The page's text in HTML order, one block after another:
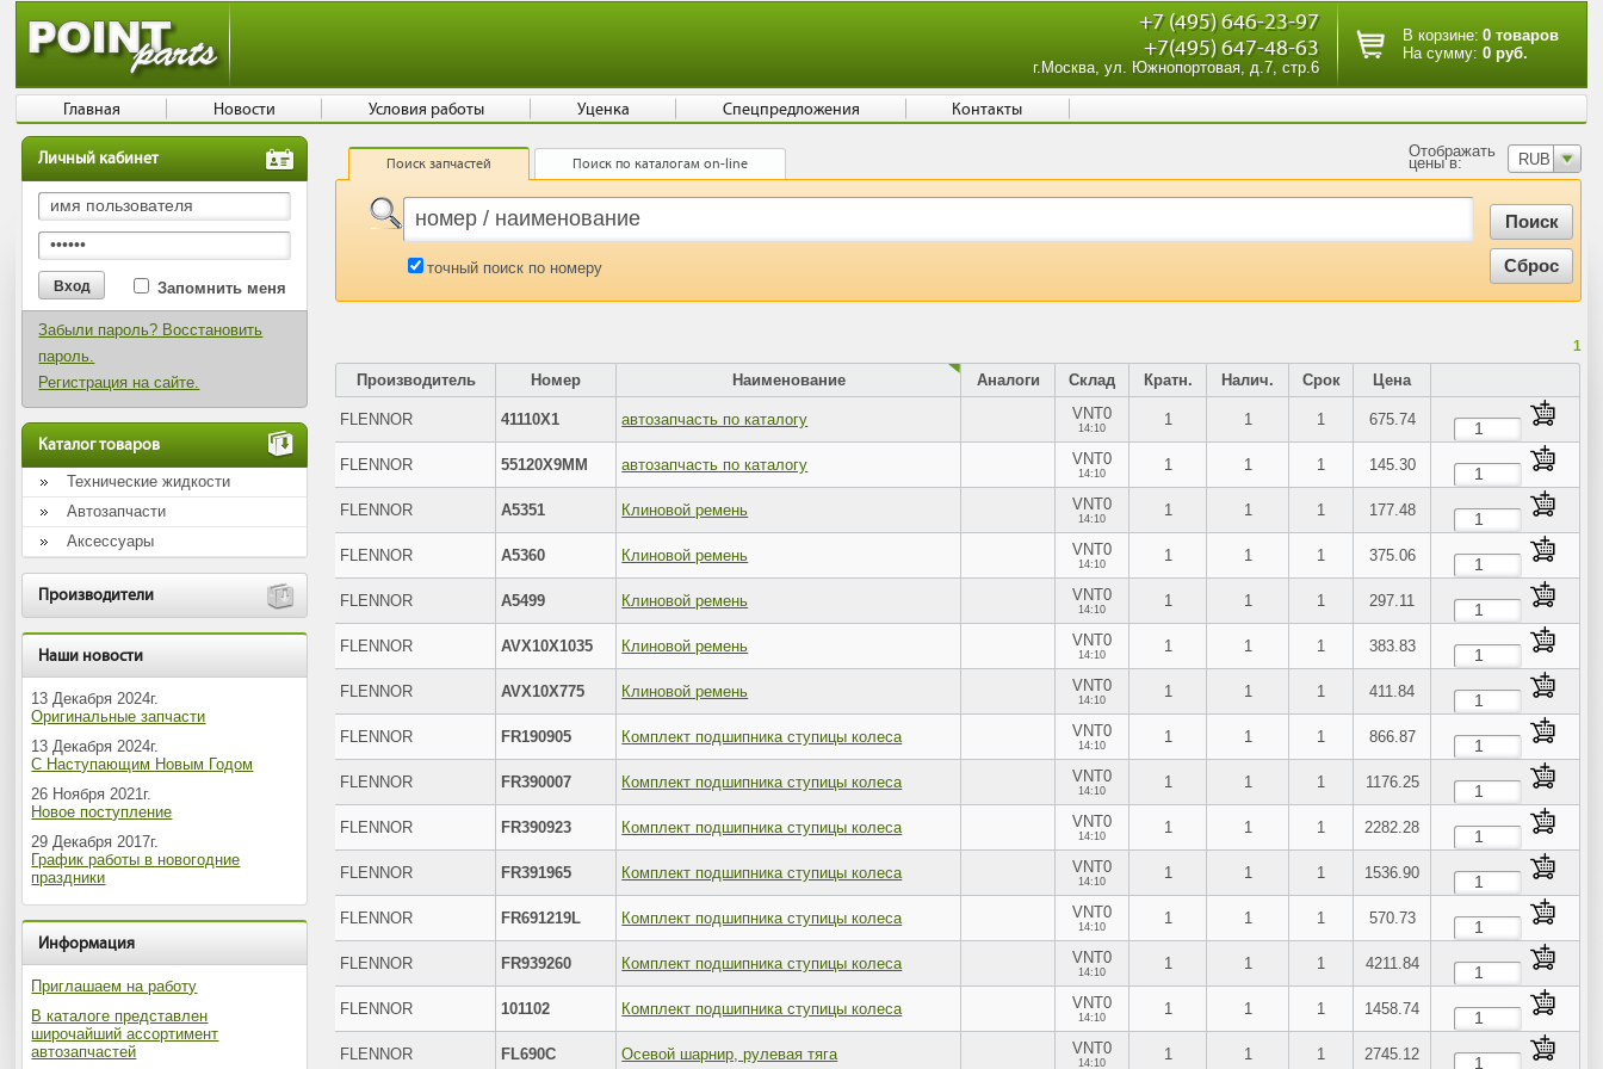
Личный кабинет
Запомнить меня
Забыли пароль? Восстановить
пароль.
Регистрация на сайте.
Каталог товаров
Технические жидкости
Автозапчасти
Аксессуары
Производители
Наши новости
13 Декабря 2024г.
Оригинальные запчасти
13 Декабря 2024г.
С Наступающим Новым Годом
26 Ноября 2021г.
Новое поступление
29 Декабря 2017г.
График работы в новогодние
праздники
Информация
Приглашаем на работу
В каталоге представлен
широчайший ассортимент
автозапчастей
Поиск запчастей Поиск по каталогам on-line RUB
Отображать
цены в:
точный поиск по номеру
1
Производитель Номер Наименование Аналоги Склад Кратн. Налич. Срок Цена
FLENNOR 41110X1 автозапчасть по каталогу VNT0
14:10 1 1 1 675.74
FLENNOR 55120X9MM автозапчасть по каталогу VNT0
14:10 1 1 1 145.30
FLENNOR A5351 Клиновой ремень VNT0
14:10 1 1 1 177.48
FLENNOR A5360 Клиновой ремень VNT0
14:10 1 1 1 375.06
FLENNOR A5499 Клиновой ремень VNT0
14:10 1 1 1 297.11
FLENNOR AVX10X1035 Клиновой ремень VNT0
14:10 1 1 1 383.83
FLENNOR AVX10X775 Клиновой ремень VNT0
14:10 1 1 1 411.84
FLENNOR FR190905 Комплект подшипника ступицы колеса VNT0
14:10 1 1 1 866.87
FLENNOR FR390007 Комплект подшипника ступицы колеса VNT0
14:10 1 1 1 1176.25
FLENNOR FR390923 Комплект подшипника ступицы колеса VNT0
14:10 1 1 1 2282.28
FLENNOR FR391965 Комплект подшипника ступицы колеса VNT0
14:10 1 1 1 1536.90
FLENNOR FR691219L Комплект подшипника ступицы колеса VNT0
14:10 1 1 1 570.73
FLENNOR FR939260 Комплект подшипника ступицы колеса VNT0
14:10 1 1 1 4211.84
FLENNOR 101102 Комплект подшипника ступицы колеса VNT0
14:10 1 1 1 1458.74
FLENNOR FL690C Осевой шарнир, рулевая тяга VNT0
14:10 1 1 1 2745.12
Главная Новости Условия работы Уценка Спецпредложения Контакты
+7 (495) 646-23-97
+7(495) 647-48-63
г.Москва, ул. Южнопортовая, д.7, стр.6
В корзине: 0 товаров
На сумму: 0 руб.